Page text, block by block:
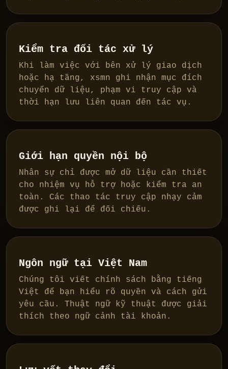
Kiểm tra đối tác xử lý
Khi làm việc với bên xử lý giao dịch
hoặc hạ tầng, xsmn ghi nhận mục đích
chuyển dữ liệu, phạm vi truy cập và
thời hạn lưu liên quan đến tác vụ.
Giới hạn quyền nội bộ
Nhân sự chỉ được mở dữ liệu cần thiết
cho nhiệm vụ hỗ trợ hoặc kiểm tra an
toàn. Các thao tác truy cập nhạy cảm
được ghi lại để đối chiếu.
Ngôn ngữ tại Việt Nam
Chúng tôi viết chính sách bằng tiếng
Việt để bạn hiểu rõ quyền và cách gửi
yêu cầu. Thuật ngữ kỹ thuật được giải
thích theo ngữ cảnh tài khoản.